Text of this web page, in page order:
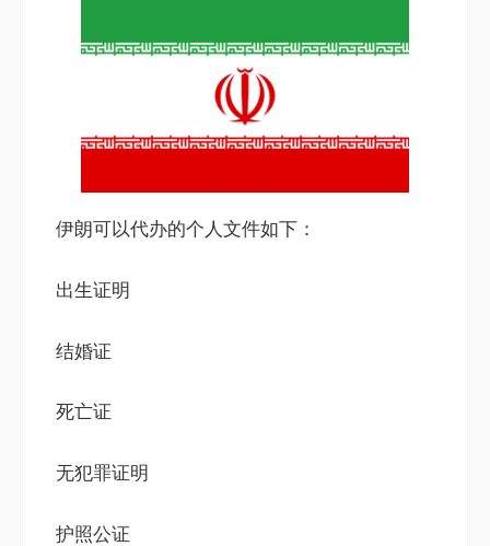
伊朗可以代办的个人文件如下：
出生证明
结婚证
死亡证
无犯罪证明
护照公证